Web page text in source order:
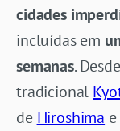
cidades
incluídas em
semanas.
tradicional
de Hiroshima